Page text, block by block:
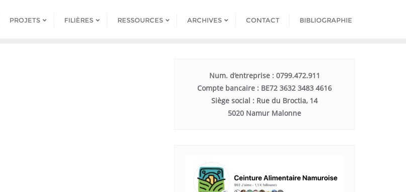
PROJETS FILIÈRES RESSOURCES ARCHIVES CONTACT BIBLIOGRAPHIE
Num. d’entreprise : 0799.472.911
Compte bancaire : BE72 3632 3483 4616
Siège social : Rue du Broctia, 14
5020 Namur Malonne